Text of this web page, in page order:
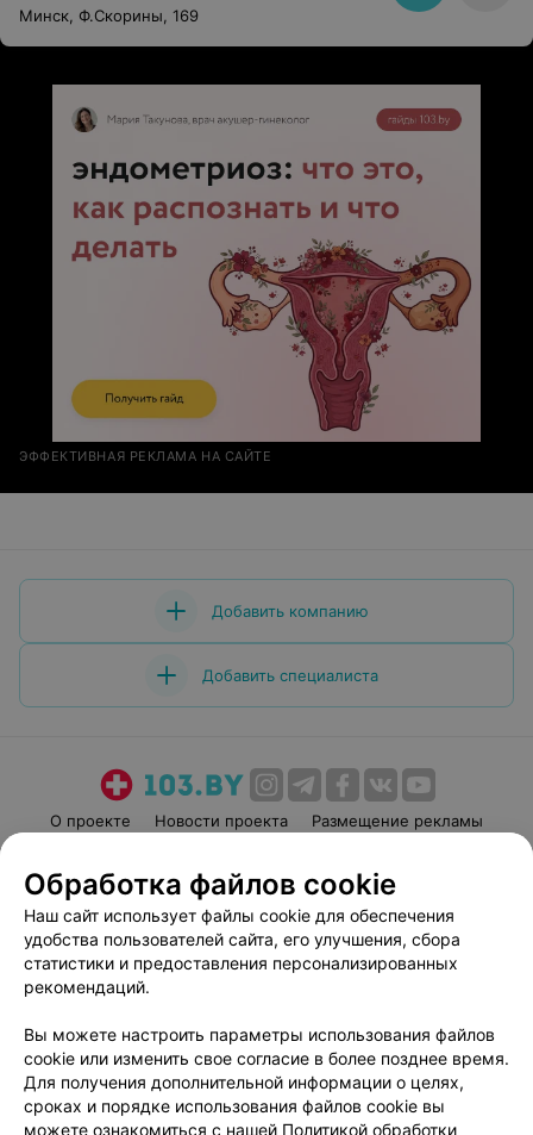
Минск, Ф.Скорины, 169
ЭФФЕКТИВНАЯ РЕКЛАМА НА САЙТЕ
Добавить компанию
Добавить специалиста
О проекте Новости проекта
Размещение рекламы
Пользовательское соглашение
Способы оплаты
Вакансии
Партнеры
Написать руководителю 103.by
Обработка персональных данных
Обработка файлов cookie
Наш сайт использует файлы cookie для обеспечения
удобства пользователей сайта, его улучшения, сбора
статистики и предоставления персонализированных
рекомендаций.
Вы можете настроить параметры использования файлов
cookie или изменить свое согласие в более позднее время.
Для получения дополнительной информации о целях,
сроках и порядке использования файлов cookie вы
можете ознакомиться с нашей Политикой обработки